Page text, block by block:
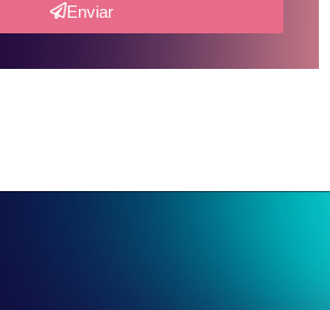
Enviar